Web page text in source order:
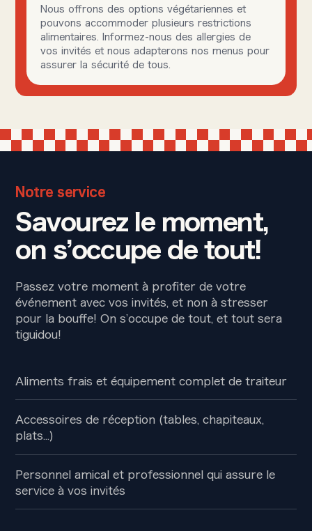
Nous offrons des options végétariennes et
pouvons accommoder plusieurs restrictions
alimentaires. Informez-nous des allergies de
vos invités et nous adapterons nos menus pour
assurer la sécurité de tous.
Notre service
Savourez le moment,
on s’occupe de tout!
Passez votre moment à profiter de votre
événement avec vos invités, et non à stresser
pour la bouffe! On s’occupe de tout, et tout sera
tiguidou!
Aliments frais et équipement complet de traiteur
Accessoires de réception (tables, chapiteaux,
plats...)
Personnel amical et professionnel qui assure le
service à vos invités